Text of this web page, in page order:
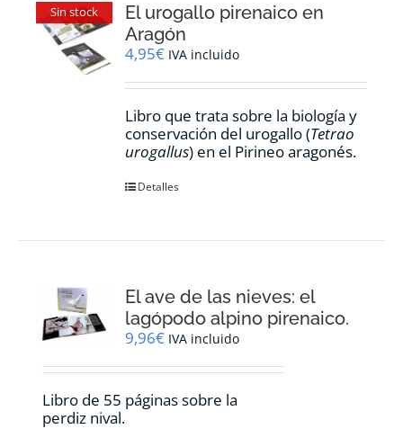
Sin stock
El urogallo pirenaico en
Aragón
4,95€ IVA incluido
Libro que trata sobre la biología y
conservación del urogallo (Tetrao
urogallus) en el Pirineo aragonés.
Detalles
El ave de las nieves: el
lagópodo alpino pirenaico.
9,96€ IVA incluido
Libro de 55 páginas sobre la
perdiz nival.